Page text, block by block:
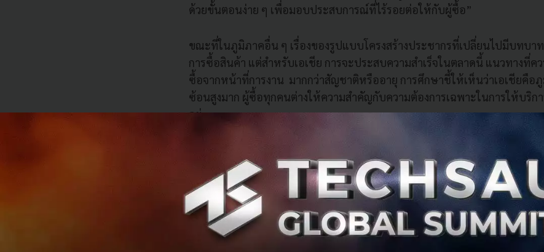
ด้วยขั้นตอนง่าย ๆ เพื่อมอบประสบการณ์ที่ไร้รอยต่อให้กับผู้ซื้อ”
ขณะที่ในภูมิภาคอื่น ๆ เรื่องของรูปแบบโครงสร้างประชากรที่เปลี่ยนไปมีบทบา
การซื้อสินค้า แต่สำหรับเอเชีย การจะประสบความสำเร็จในตลาดนี้ แนวทางที่
ซื้อจากหน้าที่การงาน มากกว่าสัญชาติหรืออายุ การศึกษาชี้ให้เห็นว่าเอเชียคือ
ซ้อนสูงมาก ผู้ซื้อทุกคนต่างให้ความสำคัญกับความต้องการเฉพาะในการให้บริก
อยู่
รูปแบบการจัดซื้อขององค์กรกำลังเปลี่ยนไป
ผลการศึกษาพบว่าการซื้อสินค้าออนไลน์มีแนวโน้มเพิ่มสูงขึ้น โดยผู้ซื้อในเอเชี
ช่องทางออนไลน์มากขึ้นในห้าปีข้างหน้า ในกลุ่มผู้ที่ตอบว่าชื่นชอบช่องทางออ
สินค้าออนไลน์ในสัดส่วน 31% ซึ่งสูงกว่าผู้ซื้อในจีนและประเทศไทย ที่มีสัดส่วน
เดียวกัน ในประเทศไทย บริษัทที่มีงบจัดซื้อสูงกว่าตอบว่าตนมีแนวโน้มจะหันไป